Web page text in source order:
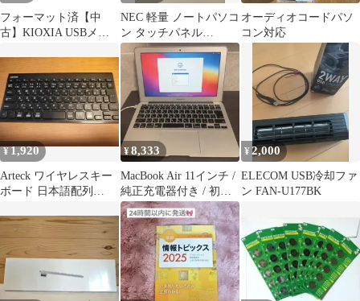
フォーマット済【中
古】KIOXIA USBメモ
NEC 軽量 ノートパソコ
ン タッチパネル
LAVIEDirect HZ13.3
オーディオコードパソ
コン対応
¥1,920
Arteck ワイヤレスキー
ボード 日本語配列
¥8,333
MacBook Air 11インチ /
純正充電器付き / 初期
化済み
¥ 2,000
ELECOM USB冷却ファ
ン FAN-U177BK